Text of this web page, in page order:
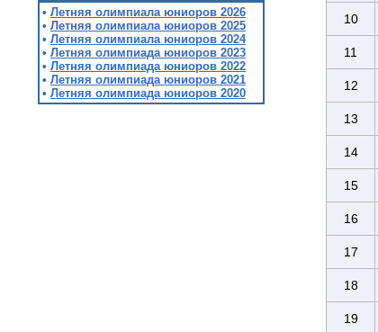
• Летняя олимпиала юниоров 2026
• Летняя олимпиала юниоров 2025
• Летняя олимпиала юниоров 2024
• Летняя олимпиада юниоров 2023
• Летняя олимпиада юниоров 2022
• Летняя олимпиада юниоров 2021
• Летняя олимпиада юниоров 2020
10
11
12
13
14
15
16
17
18
19